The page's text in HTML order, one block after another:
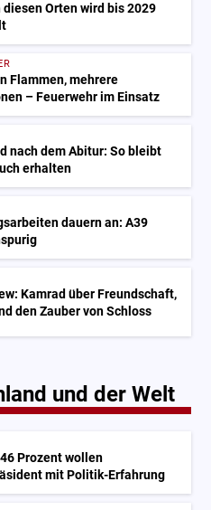
diesen Orten wird bis 2029
Flammen, mehrere
– Feuerwehr im Einsatz
nach dem Abitur: So bleibt
erhalten
dauern an: A39
Kamrad über Freundschaft,
den Zauber von Schloss
und der Welt
Prozent wollen
mit Politik-Erfahrung